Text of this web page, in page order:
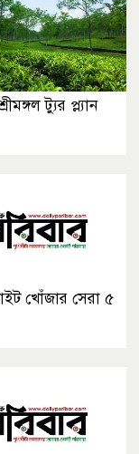
ট্যুর প্ল্যান
খোঁজার সেরা ৫